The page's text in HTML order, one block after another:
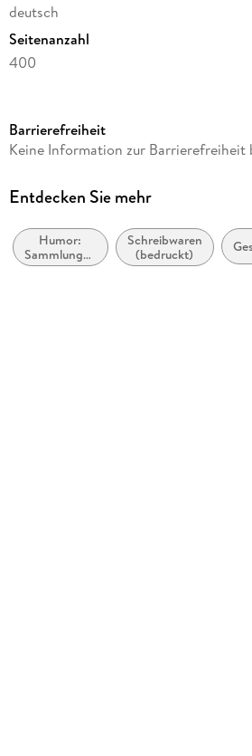
deutsch
Seitenanzahl
400
Autor/Autorin
Verlag/Hersteller
Produktart
Kalender
Barrierefreiheit
Keine Information zur Barrierefreiheit
Entdecken Sie mehr
Humor:
Sammlungen
und
Schreibwaren
(bedruckt)